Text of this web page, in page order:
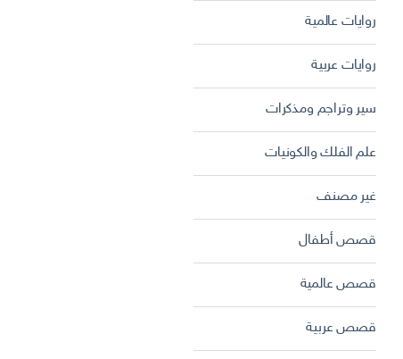
روايات عالمية
روايات عربية
سير وتراجم ومذكرات
علم الفلك والكونيات
غير مصنف
قصص أطفال
قصص عالمية
قصص عربية